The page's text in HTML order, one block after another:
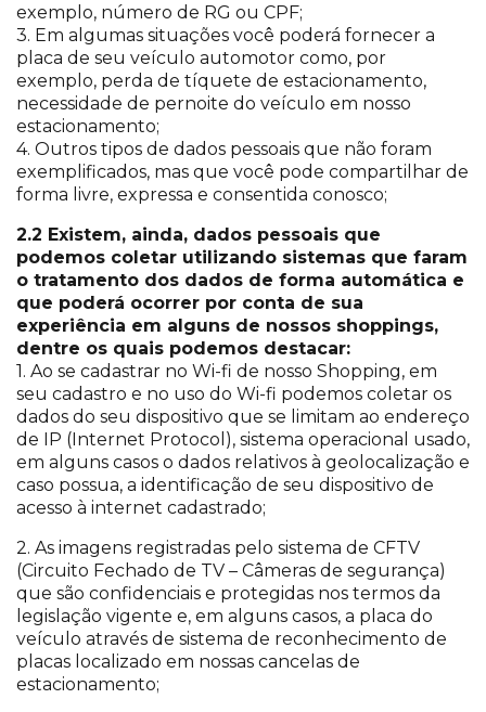
exemplo, número de RG ou CPF;
3. Em algumas situações você poderá fornecer a
placa de seu veículo automotor como, por
exemplo, perda de tíquete de estacionamento,
necessidade de pernoite do veículo em nosso
estacionamento;
4. Outros tipos de dados pessoais que não foram
exemplificados, mas que você pode compartilhar de
forma livre, expressa e consentida conosco;
2.2 Existem, ainda, dados pessoais que
podemos coletar utilizando sistemas que faram
o tratamento dos dados de forma automática e
que poderá ocorrer por conta de sua
experiência em alguns de nossos shoppings,
dentre os quais podemos destacar:
1. Ao se cadastrar no Wi-fi de nosso Shopping, em
seu cadastro e no uso do Wi-fi podemos coletar os
dados do seu dispositivo que se limitam ao endereço
de IP (Internet Protocol), sistema operacional usado,
em alguns casos o dados relativos à geolocalização e
caso possua, a identificação de seu dispositivo de
acesso à internet cadastrado;
2. As imagens registradas pelo sistema de CFTV
(Circuito Fechado de TV – Câmeras de segurança)
que são confidenciais e protegidas nos termos da
legislação vigente e, em alguns casos, a placa do
veículo através de sistema de reconhecimento de
placas localizado em nossas cancelas de
estacionamento;